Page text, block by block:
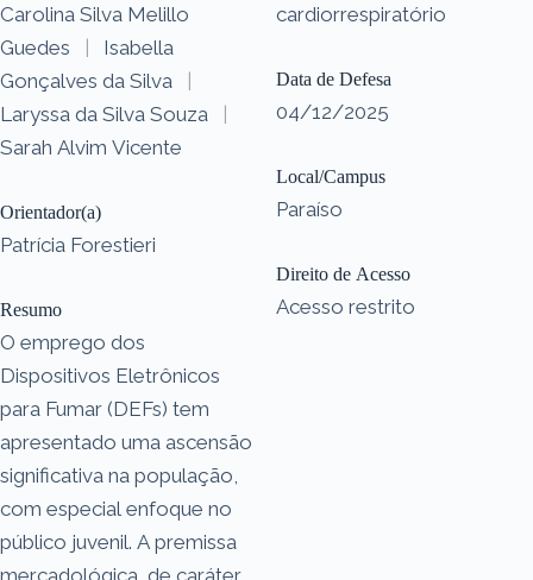
Carolina Silva Melillo
Guedes
|
Isabella
Gonçalves da Silva
|
Laryssa da Silva Souza
|
Sarah Alvim Vicente
Orientador(a)
Patrícia Forestieri
Resumo
O emprego dos
Dispositivos Eletrônicos
para Fumar (DEFs) tem
apresentado uma ascensão
significativa na população,
com especial enfoque no
público juvenil. A premissa
mercadológica, de caráter
cardiorrespiratório
Data de Defesa
04/12/2025
Local/Campus
Paraíso
Direito de Acesso
Acesso restrito